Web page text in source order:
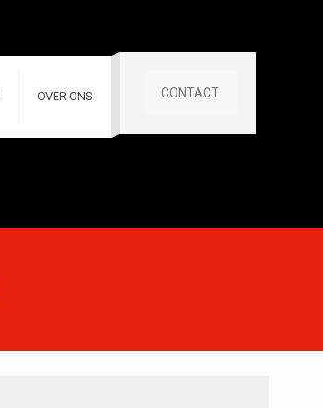
OVER ONS CONTACT